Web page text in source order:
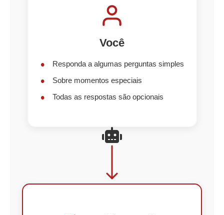
Você
Responda a algumas perguntas simples
Sobre momentos especiais
Todas as respostas são opcionais